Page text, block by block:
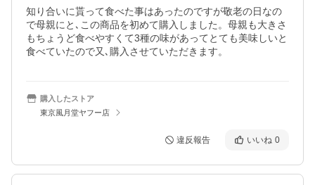
知り合いに貰って食べた事はあったのですが敬老の日なの
で母親にと､この商品を初めて購入しました。母親も大きさ
もちょうど食べやすくて3種の味があってとても美味しいと
食べていたので又､購入させていただきます。
購入したストア
東京風月堂ヤフー店
違反報告 いいね 0